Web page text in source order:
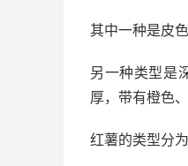
其中一种是皮
另一种类型是
厚，带有橙色
红薯的类型分